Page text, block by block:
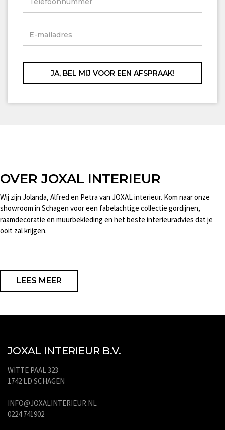
OVER JOXAL INTERIEUR
Wij zijn Jolanda, Alfred en Petra van JOXAL interieur. Kom naar onze
showroom in Schagen voor een fabelachtige collectie gordijnen,
raamdecoratie en muurbekleding en het beste interieuradvies dat je
ooit zal krijgen.
LEES MEER
JOXAL INTERIEUR B.V.
WITTE PAAL 323
1742 LD SCHAGEN
INFO@JOXALINTERIEUR.NL
0224 741902